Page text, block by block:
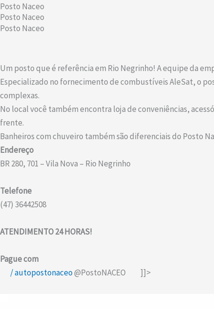
Posto Naceo
Posto Naceo
Posto Naceo
Um posto que é referência em Rio Negrinho! A equipe da
Especializado no fornecimento de combustíveis AleSat, o
complexas.
No local você também encontra loja de conveniências,
frente.
Banheiros com chuveiro também são diferenciais do Posto
Endereço
BR 280, 701 – Vila Nova – Rio Negrinho
Telefone
(47) 36442508
ATENDIMENTO 24 HORAS!
Pague com
/ autopostonaceo@PostoNACEO ]]>